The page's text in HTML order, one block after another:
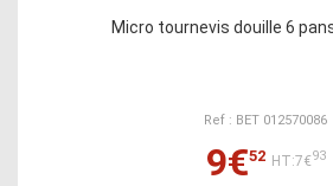
Micro tournevis douille 6
Ref : BET 012570086
9€52 HT:7€93